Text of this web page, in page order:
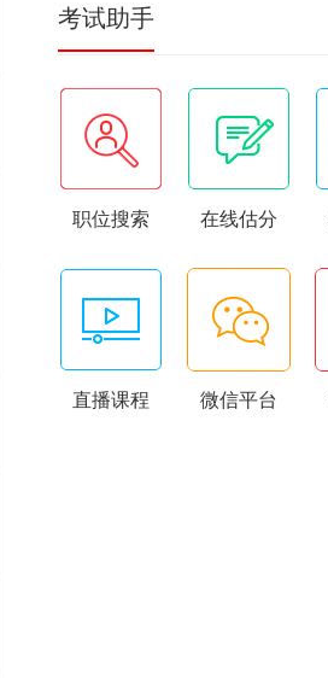
考试助手
职位搜索 在线估分
直播课程 微信平台